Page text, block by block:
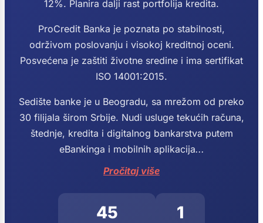
12%. Planira dalji rast portfolija kredita.
ProCredit Banka je poznata po stabilnosti,
održivom poslovanju i visokoj kreditnoj oceni.
Posvećena je zaštiti životne sredine i ima sertifikat
ISO 14001:2015.
Sedište banke je u Beogradu, sa mrežom od preko
30 filijala širom Srbije. Nudi usluge tekućih računa,
štednje, kredita i digitalnog bankarstva putem
eBankinga i mobilnih aplikacija...
Pročitaj više
45 1